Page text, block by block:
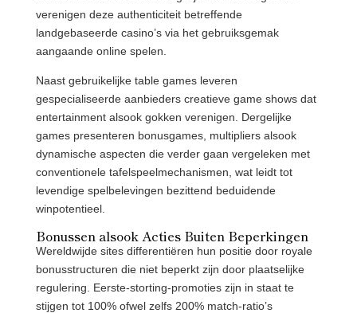
verenigen deze authenticiteit betreffende
landgebaseerde casino’s via het gebruiksgemak
aangaande online spelen.
Naast gebruikelijke table games leveren
gespecialiseerde aanbieders creatieve game shows dat
entertainment alsook gokken verenigen. Dergelijke
games presenteren bonusgames, multipliers alsook
dynamische aspecten die verder gaan vergeleken met
conventionele tafelspeelmechanismen, wat leidt tot
levendige spelbelevingen bezittend beduidende
winpotentieel.
Bonussen alsook Acties Buiten Beperkingen
Wereldwijde sites differentiëren hun positie door royale
bonusstructuren die niet beperkt zijn door plaatselijke
regulering. Eerste-storting-promoties zijn in staat te
stijgen tot 100% ofwel zelfs 200% match-ratio’s